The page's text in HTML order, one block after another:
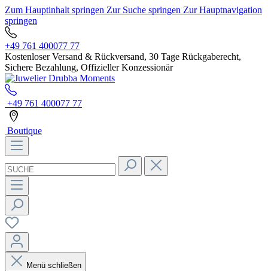
Zum Hauptinhalt springen Zur Suche springen Zur Hauptnavigation
springen
+49 761 400077 77
Kostenloser Versand & Rückversand, 30 Tage Rückgaberecht,
Sichere Bezahlung, Offizieller Konzessionär
+49 761 400077 77
Boutique
Menü schließen